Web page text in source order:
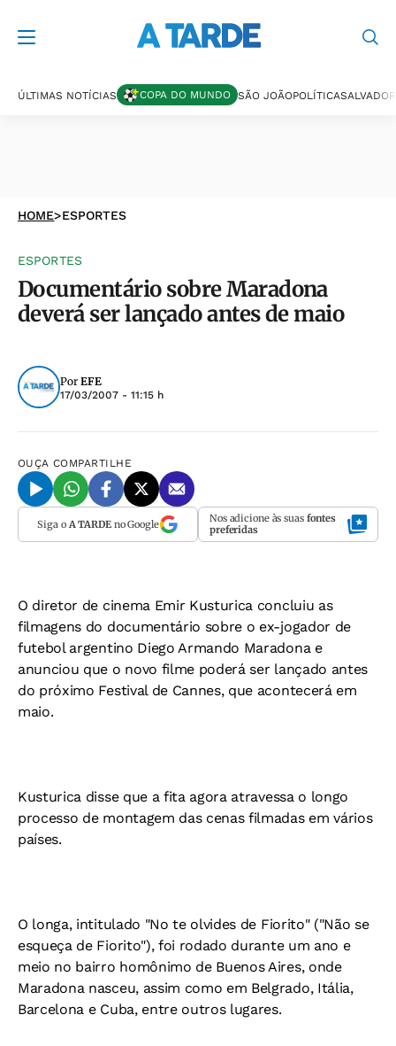
ÚLTIMAS NOTÍCIAS COPA DO MUNDO SÃO JOÃOPOLÍTICASALVADOR
HOME>ESPORTES
ESPORTES
Documentário sobre Maradona
deverá ser lançado antes de maio
Por EFE
17/03/2007 - 11:15 h
OUÇA COMPARTILHE
Siga o A TARDEno Google Nos adicione às suas fontes
preferidas
O diretor de cinema Emir Kusturica concluiu as
filmagens do documentário sobre o ex-jogador de
futebol argentino Diego Armando Maradona e
anunciou que o novo filme poderá ser lançado antes
do próximo Festival de Cannes, que acontecerá em
maio.
Kusturica disse que a fita agora atravessa o longo
processo de montagem das cenas filmadas em vários
países.
O longa, intitulado "No te olvides de Fiorito" ("Não se
esqueça de Fiorito"), foi rodado durante um ano e
meio no bairro homônimo de Buenos Aires, onde
Maradona nasceu, assim como em Belgrado, Itália,
Barcelona e Cuba, entre outros lugares.